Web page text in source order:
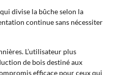
divise la bûche selon la
continue sans nécessiter
L’utilisateur plus
de bois destiné aux
efficace pour ceux qui